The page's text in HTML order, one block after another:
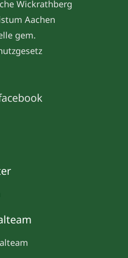
Wickrathberg
Aachen
gem.